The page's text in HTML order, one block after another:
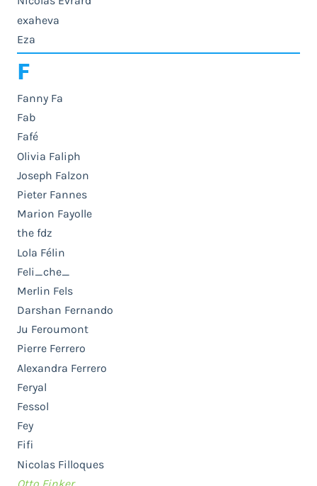
exaheva
Eza
F
Fanny Fa
Fab
Fafé
Olivia Faliph
Joseph Falzon
Pieter Fannes
Marion Fayolle
the fdz
Lola Félin
Feli_che_
Merlin Fels
Darshan Fernando
Ju Feroumont
Pierre Ferrero
Alexandra Ferrero
Feryal
Fessol
Fey
Fifi
Nicolas Filloques